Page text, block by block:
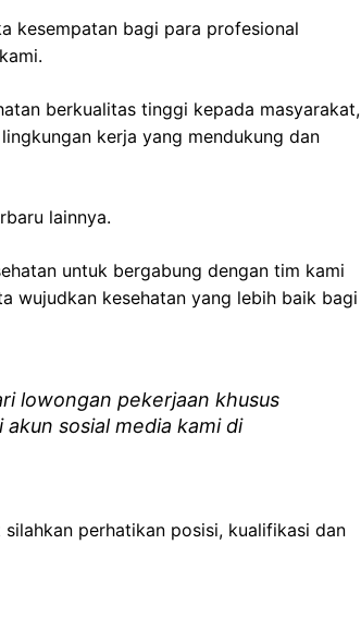
kesempatan bagi para profesional
berkualitas tinggi kepada masyarakat,
kerja yang mendukung dan
lainnya.
untuk bergabung dengan tim kami
wujudkan kesehatan yang lebih baik bagi
lowongan pekerjaan khusus
sosial media kami di
perhatikan posisi, kualifikasi dan